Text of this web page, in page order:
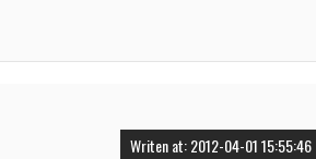
Writen at: 2012-04-01 15:55:46